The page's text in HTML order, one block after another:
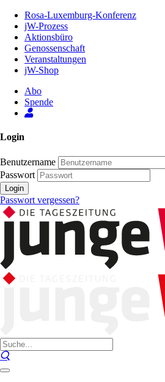
Inhalt
Seite
Rosa-Luxemburg-Konferenz
jW-Prozess
Aktionsbüro
Genossenschaft
Veranstaltungen
jW-Shop
Abo
Spende
Login
Benutzername
Passwort
Login
Passwort vergessen?